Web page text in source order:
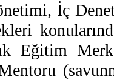
İç
Eğitim